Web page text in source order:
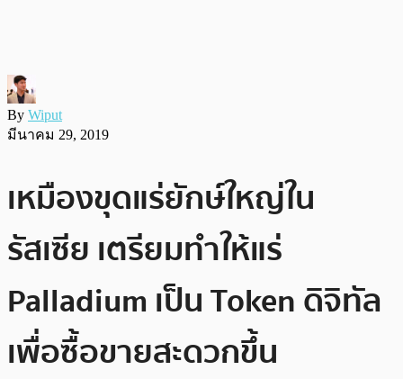
By Wiput
มีนาคม 29, 2019
เหมืองขุดแร่ยักษ์ใหญ่ใน
รัสเซีย เตรียมทำให้แร่
Palladium เป็น Token ดิจิทัล
เพื่อซื้อขายสะดวกขึ้น